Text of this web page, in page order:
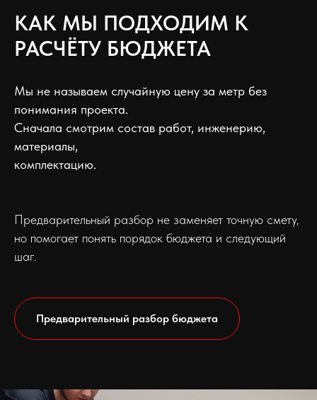
КАК МЫ ПОДХОДИМ К
РАСЧЁТУ БЮДЖЕТА
Мы не называем случайную цену за метр без
понимания проекта.
Сначала смотрим состав работ, инженерию,
материалы,
комплектацию.
Предварительный разбор не заменяет точную смету,
но помогает понять порядок бюджета и следующий
шаг.
Предварительный разбор бюджета